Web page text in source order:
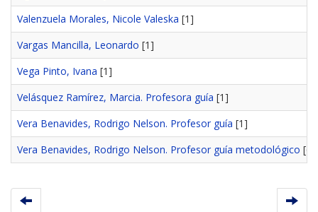
Valenzuela Morales, Nicole Valeska [1]
Vargas Mancilla, Leonardo [1]
Vega Pinto, Ivana [1]
Velásquez Ramírez, Marcia. Profesora guía [1]
Vera Benavides, Rodrigo Nelson. Profesor guía [1]
Vera Benavides, Rodrigo Nelson. Profesor guía metodológico [6]